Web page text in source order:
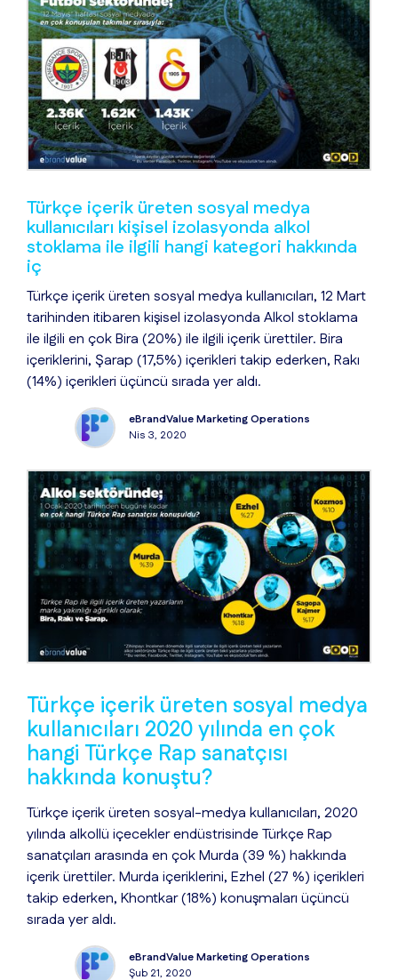
Türkçe içerik üreten sosyal medya
kullanıcıları kişisel izolasyonda alkol
stoklama ile ilgili hangi kategori hakkında
iç
Türkçe içerik üreten sosyal medya kullanıcıları, 12 Mart
tarihinden itibaren kişisel izolasyonda Alkol stoklama
ile ilgili en çok Bira (20%) ile ilgili içerik ürettiler. Bira
içeriklerini, Şarap (17,5%) içerikleri takip ederken, Rakı
(14%) içerikleri üçüncü sırada yer aldı.
eBrandValue Marketing Operations
Nis 3, 2020
Türkçe içerik üreten sosyal medya
kullanıcıları 2020 yılında en çok
hangi Türkçe Rap sanatçısı
hakkında konuştu?
Türkçe içerik üreten sosyal-medya kullanıcıları, 2020
yılında alkollü içecekler endüstrisinde Türkçe Rap
sanatçıları arasında en çok Murda (39 %) hakkında
içerik ürettiler. Murda içeriklerini, Ezhel (27 %) içerikleri
takip ederken, Khontkar (18%) konuşmaları üçüncü
sırada yer aldı.
eBrandValue Marketing Operations
Şub 21, 2020